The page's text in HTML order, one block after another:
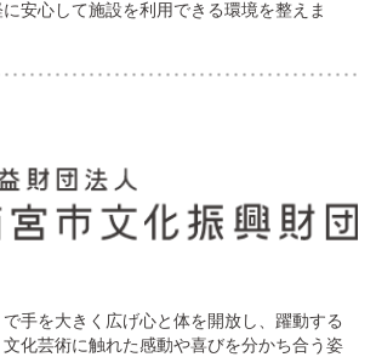
安心して施設を利用できる環境を整えま
手を大きく広げ心と体を開放し、躍動する
化芸術に触れた感動や喜びを分かち合う姿